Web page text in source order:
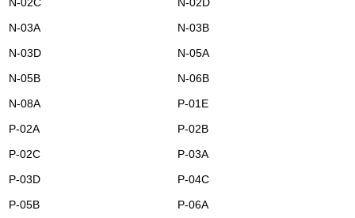
N-03A
N-03B
N-03D
N-05A
N-05B
N-06B
N-08A
P-01E
P-02A
P-02B
P-02C
P-03A
P-03D
P-04C
P-05B
P-06A